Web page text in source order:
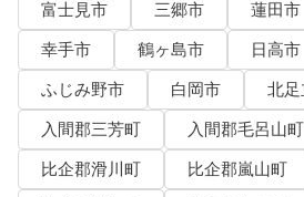
富士見市
三郷市 蓮田市
幸手市
鶴ヶ島市 日高市
ふじみ野市
白岡市
北
入間郡三芳町
入間郡毛呂山町
比企郡滑川町
比企郡嵐山町